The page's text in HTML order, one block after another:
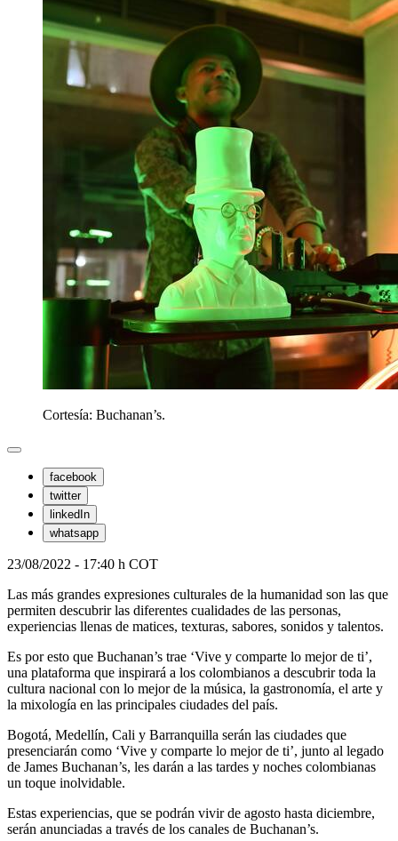
Cortesía: Buchanan’s.
facebook
twitter
linkedIn
whatsapp
23/08/2022 - 17:40 h COT
Las más grandes expresiones culturales de la humanidad son las que
permiten descubrir las diferentes cualidades de las personas,
experiencias llenas de matices, texturas, sabores, sonidos y talentos.
Es por esto que Buchanan’s trae ‘Vive y comparte lo mejor de ti’,
una plataforma que inspirará a los colombianos a descubrir toda la
cultura nacional con lo mejor de la música, la gastronomía, el arte y
la mixología en las principales ciudades del país.
Bogotá, Medellín, Cali y Barranquilla serán las ciudades que
presenciarán como ‘Vive y comparte lo mejor de ti’, junto al legado
de James Buchanan’s, les darán a las tardes y noches colombianas
un toque inolvidable.
Estas experiencias, que se podrán vivir de agosto hasta diciembre,
serán anunciadas a través de los canales de Buchanan’s.